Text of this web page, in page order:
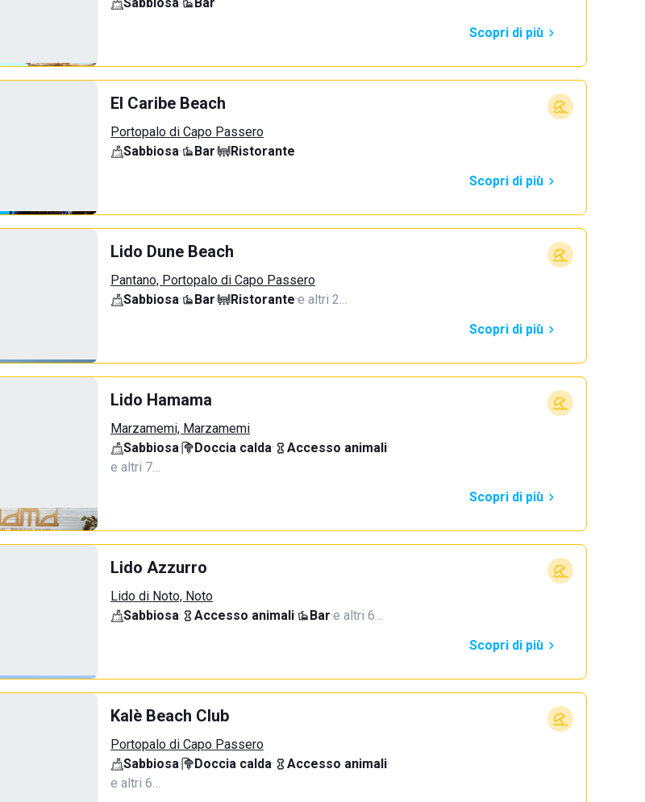
Scopri di più
El Caribe Beach
Portopalo di Capo Passero
Sabbiosa· Bar·
Ristorante
Scopri di più
Lido Dune Beach
Pantano, Portopalo di Capo Passero
Sabbiosa· Bar· Ristorante·e altri 2…
Scopri di più
Lido Hamama
Marzamemi, Marzamemi
Sabbiosa· Doccia calda· Accesso animali·
e altri 7…
Scopri di più
Lido Azzurro
Lido di Noto, Noto
Sabbiosa· Accesso animali· Bar·e altri 6…
Scopri di più
Kalè Beach Club
Portopalo di Capo Passero
Sabbiosa· Doccia calda· Accesso animali·
e altri 6…